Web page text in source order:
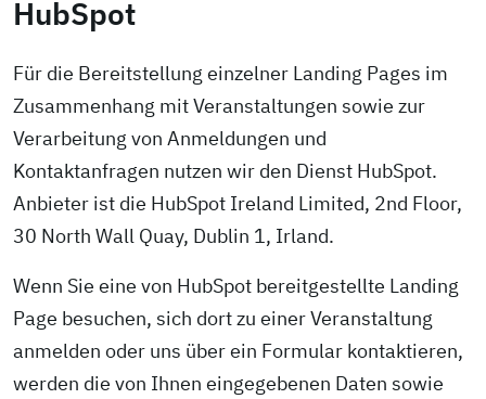
HubSpot
Für die Bereitstellung einzelner Landing Pages im
Zusammenhang mit Veranstaltungen sowie zur
Verarbeitung von Anmeldungen und
Kontaktanfragen nutzen wir den Dienst HubSpot.
Anbieter ist die HubSpot Ireland Limited, 2nd Floor,
30 North Wall Quay, Dublin 1, Irland.
Wenn Sie eine von HubSpot bereitgestellte Landing
Page besuchen, sich dort zu einer Veranstaltung
anmelden oder uns über ein Formular kontaktieren,
werden die von Ihnen eingegebenen Daten sowie